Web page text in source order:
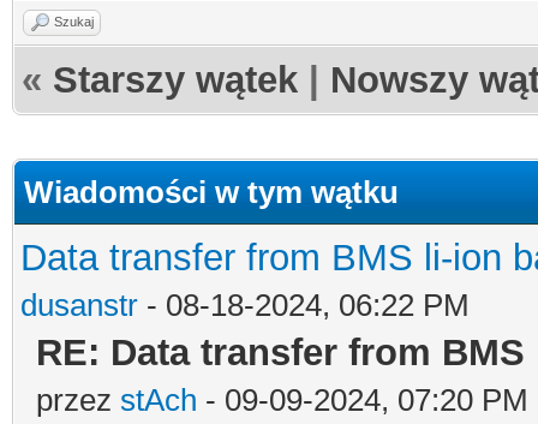
Szukaj
« Starszy wątek Nowszy
Wiadomości w tym wątku
Data transfer from BMS li-ion
dusanstr - 08-18-2024, 06:22 PM
RE: Data transfer from
przez stAch - 09-09-2024, 07:20 PM